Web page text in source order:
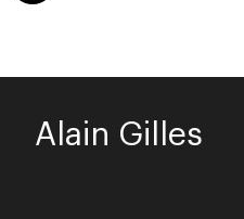
Alain Gilles